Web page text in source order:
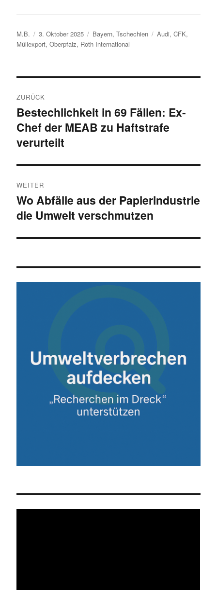
Autor
M.B.
Veröffentlicht
am
3. Oktober 2025 Kategorien
Bayern,Tschechien Schlagwörter
Audi,CFK,
Müllexport,Oberpfalz, Roth International
ZURÜCK
Vorheriger
Beitrag:
Bestechlichkeit in 69 Fällen: Ex-
Chef der MEAB zu Haftstrafe
verurteilt
WEITER
Nächster
Beitrag:
Wo Abfälle aus der Papierindustrie
die Umwelt verschmutzen